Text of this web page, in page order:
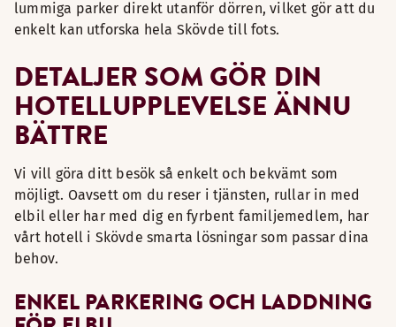
lummiga parker direkt utanför dörren, vilket gör att du
enkelt kan utforska hela Skövde till fots.
DETALJER SOM GÖR DIN
HOTELLUPPLEVELSE ÄNNU
BÄTTRE
Vi vill göra ditt besök så enkelt och bekvämt som
möjligt. Oavsett om du reser i tjänsten, rullar in med
elbil eller har med dig en fyrbent familjemedlem, har
vårt hotell i Skövde smarta lösningar som passar dina
behov.
ENKEL PARKERING OCH LADDNING